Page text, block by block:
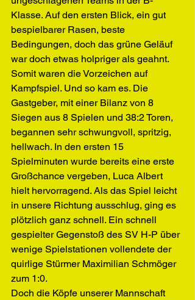
Klasse. Auf den ersten Blick, ein gut
bespielbarer Rasen, beste
Bedingungen, doch das grüne Geläuf
war doch etwas holpriger als geahnt.
Somit waren die Vorzeichen auf
Kampfspiel. Und so kam es. Die
Gastgeber, mit einer Bilanz von 8
Siegen aus 8 Spielen und 38:2 Toren,
begannen sehr schwungvoll, spritzig,
hellwach. In den ersten 15
Spielminuten wurde bereits eine erste
Großchance vergeben, Luca Albert
hielt hervorragend. Als das Spiel leicht
in unsere Richtung ausschlug, ging es
plötzlich ganz schnell. Ein schnell
gespielter Gegenstoß des SV H-P über
wenige Spielstationen vollendete der
quirlige Stürmer Maximilian Schmöger
zum 1:0.
Doch die Köpfe unserer Mannschaft